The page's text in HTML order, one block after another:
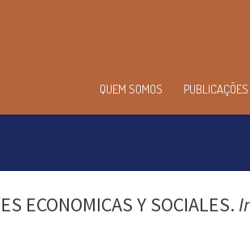
QUEM SOMOS PUBLICAÇÕES
ECONOMICAS Y SOCIALES.